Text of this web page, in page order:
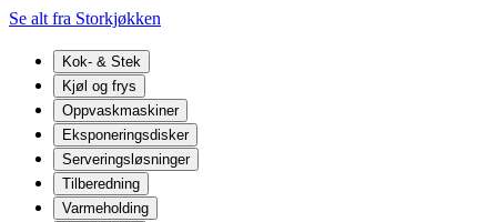
Se alt fra Storkjøkken
Kok- & Stek
Kjøl og frys
Oppvaskmaskiner
Eksponeringsdisker
Serveringsløsninger
Tilberedning
Varmeholding